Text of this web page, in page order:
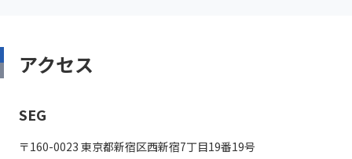
アクセス
SEG
〒160-0023 東京都新宿区西新宿7丁目19番19号